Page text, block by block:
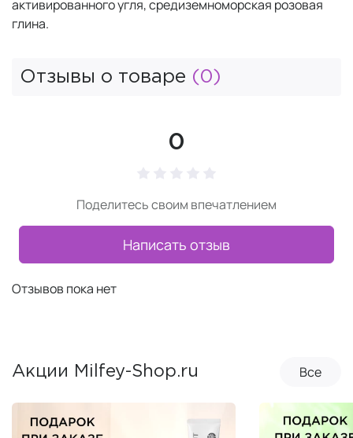
активированного угля, средиземноморская розовая
глина.
Отзывы о товаре (0)
0
Поделитесь своим впечатлением
Написать отзыв
Отзывов пока нет
Акции Milfey-Shop.ru Все